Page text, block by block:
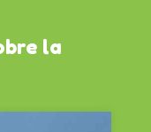
la